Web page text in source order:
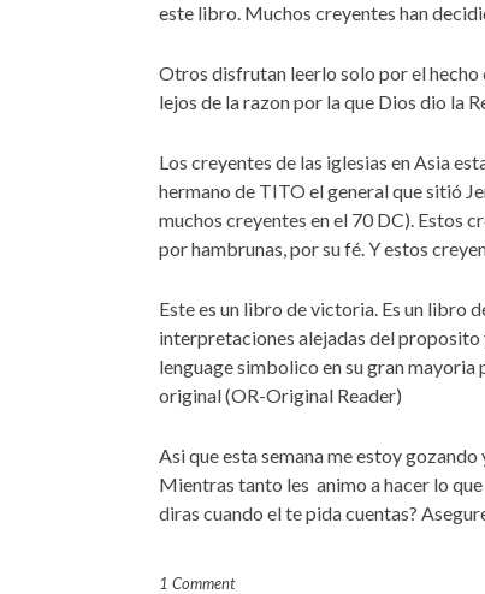
este libro. Muchos creyentes han
Otros disfrutan leerlo solo por el
lejos de la razon por la que Dios dio la
Los creyentes de las iglesias en Asia
hermano de TITO el general que sitió
muchos creyentes en el 70 DC). Estos
por hambrunas, por su fé. Y estos
Este es un libro de victoria. Es un libro
interpretaciones alejadas del proposito
lenguage simbolico en su gran
original (OR-Original Reader)
Asi que esta semana me estoy
Mientras tanto les animo a hacer lo que
diras cuando el te pida cuentas?
1 Comment